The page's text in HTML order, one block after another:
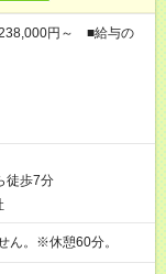
円～ ■給与の
徒歩7分
。※休憩60分。